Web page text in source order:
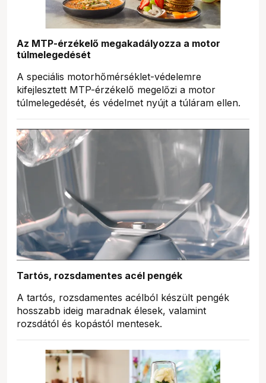
Az MTP-érzékelő megakadályozza a motor
túlmelegedését
A speciális motorhőmérséklet-védelemre
kifejlesztett MTP-érzékelő megelőzi a motor
túlmelegedését, és védelmet nyújt a túláram ellen.
Tartós, rozsdamentes acél pengék
A tartós, rozsdamentes acélból készült pengék
hosszabb ideig maradnak élesek, valamint
rozsdától és kopástól mentesek.